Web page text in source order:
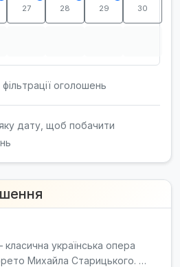
27 28 29 30
оголошень
дату, щоб побачити
українська опера
Михайла Старицького. …